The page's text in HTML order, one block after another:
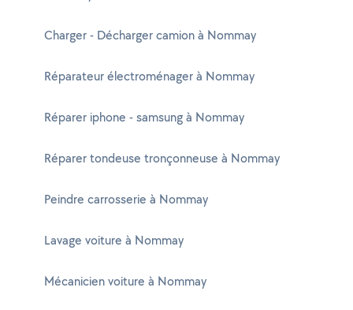
Charger - Décharger camion à Nommay
Réparateur électroménager à Nommay
Réparer iphone - samsung à Nommay
Réparer tondeuse tronçonneuse à Nommay
Peindre carrosserie à Nommay
Lavage voiture à Nommay
Mécanicien voiture à Nommay